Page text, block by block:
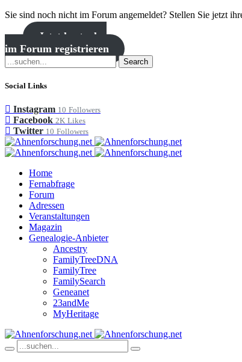
Sie sind noch nicht im Forum angemeldet? Stellen Sie jetzt
Jetzt kostenlos
im Forum registrieren
Search
Social Links
Instagram 10 Followers
Facebook 2K Likes
Twitter 10 Followers
Home
Fernabfrage
Forum
Adressen
Veranstaltungen
Magazin
Genealogie-Anbieter
Ancestry
FamilyTreeDNA
FamilyTree
FamilySearch
Geneanet
23andMe
MyHeritage